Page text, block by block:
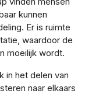
kunnen
Er is ruimte
waardoor de
moeilijk wordt.
in het delen van
naar elkaars